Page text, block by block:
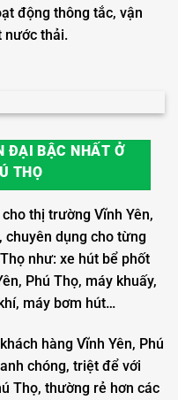
động thông tắc, vận
nước thải.
ĐẠI BẬC NHẤT Ở
THỌ
thị trường Vĩnh Yên,
chuyên dụng cho từng
như: xe hút bể phốt
Phú Thọ, máy khuấy,
máy bơm hút…
hàng Vĩnh Yên, Phú
chóng, triệt để với
Thọ, thường rẻ hơn các